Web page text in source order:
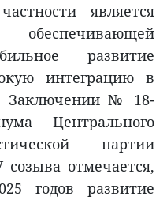
является
развитие
интеграцию в
Заключении № 18-
Центрального
партии
отмечается,
годов развитие